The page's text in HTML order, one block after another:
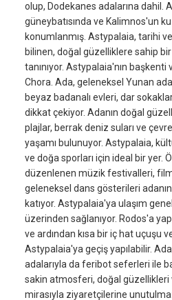
olup, Dodekanes adalarına dahil.
güneybatısında ve Kalimnos'un
konumlanmış. Astypalaia, tarihi
bilinen, doğal güzelliklere sahip
tanınıyor. Astypalaia'nın
Chora. Ada, geleneksel Yunan
beyaz badanalı evleri, dar
dikkat çekiyor. Adanın doğal
plajlar, berrak deniz suları ve
yaşamı bulunuyor. Astypalaia,
ve doğa sporları için ideal bir yer.
düzenlenen müzik festivalleri,
geleneksel dans gösterileri
katıyor. Astypalaia'ya ulaşım
üzerinden sağlanıyor. Rodos'a
ve ardından kısa bir iç hat uçuşu
Astypalaia'ya geçiş yapılabilir.
adalarıyla da feribot seferleri ile
sakin atmosferi, doğal güzellikleri
mirasıyla ziyaretçilerine